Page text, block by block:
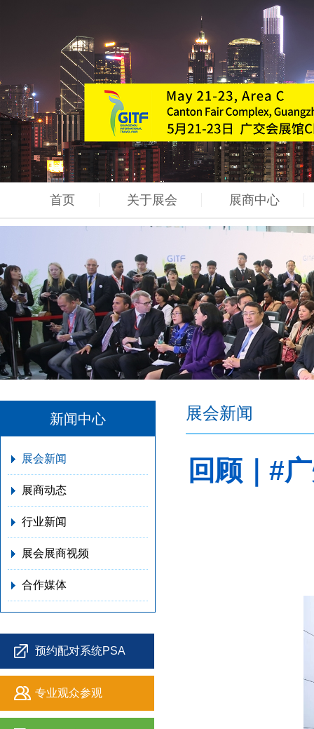
首页 关于展会 展商中心
新闻中心
展会新闻
展商动态
行业新闻
展会展商视频
合作媒体
预约配对系统PSA
专业观众参观
展会新闻
回顾｜#